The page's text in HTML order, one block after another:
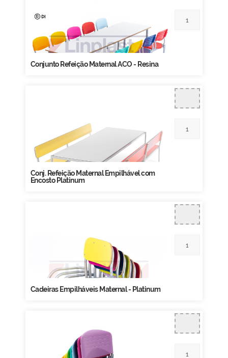
Conjunto Refeição Maternal ACO - Resina
Conj. Refeição Maternal Empilhável com
Encosto Platinum
Cadeiras Empilháveis Maternal - Platinum